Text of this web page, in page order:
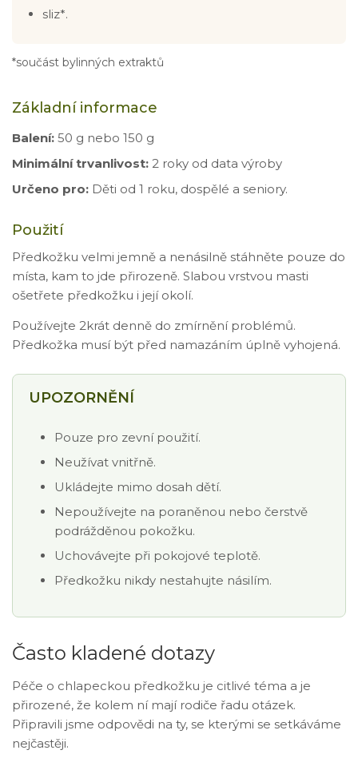
sliz*.
*součást bylinných extraktů
Základní informace
Balení: 50 g nebo 150 g
Minimální trvanlivost: 2 roky od data výroby
Určeno pro: Děti od 1 roku, dospělé a seniory.
Použití
Předkožku velmi jemně a nenásilně stáhněte pouze do
místa, kam to jde přirozeně. Slabou vrstvou masti
ošetřete předkožku i její okolí.
Používejte 2krát denně do zmírnění problémů.
Předkožka musí být před namazáním úplně vyhojená.
UPOZORNĚNÍ
Pouze pro zevní použití.
Neužívat vnitřně.
Ukládejte mimo dosah dětí.
Nepoužívejte na poraněnou nebo čerstvě
podrážděnou pokožku.
Uchovávejte při pokojové teplotě.
Předkožku nikdy nestahujte násilím.
Často kladené dotazy
Péče o chlapeckou předkožku je citlivé téma a je
přirozené, že kolem ní mají rodiče řadu otázek.
Připravili jsme odpovědi na ty, se kterými se setkáváme
nejčastěji.